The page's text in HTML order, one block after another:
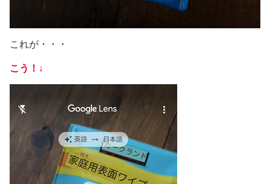
これが・・・
こう！↓